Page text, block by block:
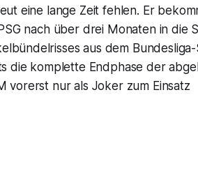
eine lange Zeit fehlen. Er
nach über drei Monaten in die
aus dem Bundesliga-
die komplette Endphase der
vorerst nur als Joker zum Einsatz